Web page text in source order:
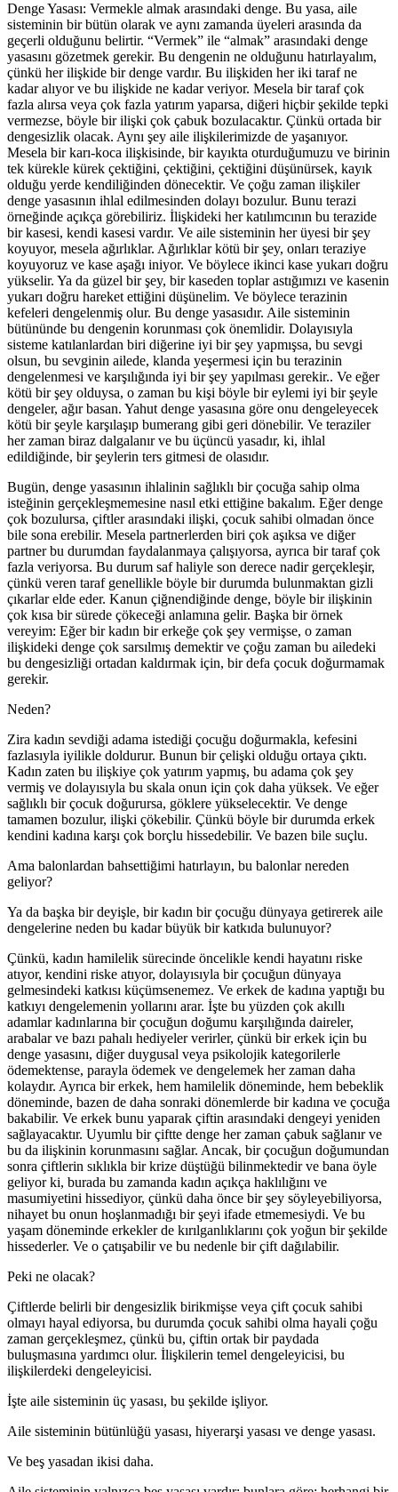
Denge Yasası: Vermekle almak arasındaki denge. Bu yasa, aile
sisteminin bir bütün olarak ve aynı zamanda üyeleri arasında da
geçerli olduğunu belirtir. “Vermek” ile “almak” arasındaki denge
yasasını gözetmek gerekir. Bu dengenin ne olduğunu hatırlayalım,
çünkü her ilişkide bir denge vardır. Bu ilişkiden her iki taraf ne
kadar alıyor ve bu ilişkide ne kadar veriyor. Mesela bir taraf çok
fazla alırsa veya çok fazla yatırım yaparsa, diğeri hiçbir şekilde tepki
vermezse, böyle bir ilişki çok çabuk bozulacaktır. Çünkü ortada bir
dengesizlik olacak. Aynı şey aile ilişkilerimizde de yaşanıyor.
Mesela bir karı-koca ilişkisinde, bir kayıkta oturduğumuzu ve birinin
tek kürekle kürek çektiğini, çektiğini, çektiğini düşünürsek, kayık
olduğu yerde kendiliğinden dönecektir. Ve çoğu zaman ilişkiler
denge yasasının ihlal edilmesinden dolayı bozulur. Bunu terazi
örneğinde açıkça görebiliriz. İlişkideki her katılımcının bu terazide
bir kasesi, kendi kasesi vardır. Ve aile sisteminin her üyesi bir şey
koyuyor, mesela ağırlıklar. Ağırlıklar kötü bir şey, onları teraziye
koyuyoruz ve kase aşağı iniyor. Ve böylece ikinci kase yukarı doğru
yükselir. Ya da güzel bir şey, bir kaseden toplar astığımızı ve kasenin
yukarı doğru hareket ettiğini düşünelim. Ve böylece terazinin
kefeleri dengelenmiş olur. Bu denge yasasıdır. Aile sisteminin
bütününde bu dengenin korunması çok önemlidir. Dolayısıyla
sisteme katılanlardan biri diğerine iyi bir şey yapmışsa, bu sevgi
olsun, bu sevginin ailede, klanda yeşermesi için bu terazinin
dengelenmesi ve karşılığında iyi bir şey yapılması gerekir.. Ve eğer
kötü bir şey olduysa, o zaman bu kişi böyle bir eylemi iyi bir şeyle
dengeler, ağır basan. Yahut denge yasasına göre onu dengeleyecek
kötü bir şeyle karşılaşıp bumerang gibi geri dönebilir. Ve teraziler
her zaman biraz dalgalanır ve bu üçüncü yasadır, ki, ihlal
edildiğinde, bir şeylerin ters gitmesi de olasıdır.
Bugün, denge yasasının ihlalinin sağlıklı bir çocuğa sahip olma
isteğinin gerçekleşmemesine nasıl etki ettiğine bakalım. Eğer denge
çok bozulursa, çiftler arasındaki ilişki, çocuk sahibi olmadan önce
bile sona erebilir. Mesela partnerlerden biri çok aşıksa ve diğer
partner bu durumdan faydalanmaya çalışıyorsa, ayrıca bir taraf çok
fazla veriyorsa. Bu durum saf haliyle son derece nadir gerçekleşir,
çünkü veren taraf genellikle böyle bir durumda bulunmaktan gizli
çıkarlar elde eder. Kanun çiğnendiğinde denge, böyle bir ilişkinin
çok kısa bir sürede çökeceği anlamına gelir. Başka bir örnek
vereyim: Eğer bir kadın bir erkeğe çok şey vermişse, o zaman
ilişkideki denge çok sarsılmış demektir ve çoğu zaman bu ailedeki
bu dengesizliği ortadan kaldırmak için, bir defa çocuk doğurmamak
gerekir.
Neden?
Zira kadın sevdiği adama istediği çocuğu doğurmakla, kefesini
fazlasıyla iyilikle doldurur. Bunun bir çelişki olduğu ortaya çıktı.
Kadın zaten bu ilişkiye çok yatırım yapmış, bu adama çok şey
vermiş ve dolayısıyla bu skala onun için çok daha yüksek. Ve eğer
sağlıklı bir çocuk doğurursa, göklere yükselecektir. Ve denge
tamamen bozulur, ilişki çökebilir. Çünkü böyle bir durumda erkek
kendini kadına karşı çok borçlu hissedebilir. Ve bazen bile suçlu.
Ama balonlardan bahsettiğimi hatırlayın, bu balonlar nereden
geliyor?
Ya da başka bir deyişle, bir kadın bir çocuğu dünyaya getirerek aile
dengelerine neden bu kadar büyük bir katkıda bulunuyor?
Çünkü, kadın hamilelik sürecinde öncelikle kendi hayatını riske
atıyor, kendini riske atıyor, dolayısıyla bir çocuğun dünyaya
gelmesindeki katkısı küçümsenemez. Ve erkek de kadına yaptığı bu
katkıyı dengelemenin yollarını arar. İşte bu yüzden çok akıllı
adamlar kadınlarına bir çocuğun doğumu karşılığında daireler,
arabalar ve bazı pahalı hediyeler verirler, çünkü bir erkek için bu
denge yasasını, diğer duygusal veya psikolojik kategorilerle
ödemektense, parayla ödemek ve dengelemek her zaman daha
kolaydır. Ayrıca bir erkek, hem hamilelik döneminde, hem bebeklik
döneminde, bazen de daha sonraki dönemlerde bir kadına ve çocuğa
bakabilir. Ve erkek bunu yaparak çiftin arasındaki dengeyi yeniden
sağlayacaktır. Uyumlu bir çiftte denge her zaman çabuk sağlanır ve
bu da ilişkinin korunmasını sağlar. Ancak, bir çocuğun doğumundan
sonra çiftlerin sıklıkla bir krize düştüğü bilinmektedir ve bana öyle
geliyor ki, burada bu zamanda kadın açıkça haklılığını ve
masumiyetini hissediyor, çünkü daha önce bir şey söyleyebiliyorsa,
nihayet bu onun hoşlanmadığı bir şeyi ifade etmemesiydi. Ve bu
yaşam döneminde erkekler de kırılganlıklarını çok yoğun bir şekilde
hissederler. Ve o çatışabilir ve bu nedenle bir çift dağılabilir.
Peki ne olacak?
Çiftlerde belirli bir dengesizlik birikmişse veya çift çocuk sahibi
olmayı hayal ediyorsa, bu durumda çocuk sahibi olma hayali çoğu
zaman gerçekleşmez, çünkü bu, çiftin ortak bir paydada
buluşmasına yardımcı olur. İlişkilerin temel dengeleyicisi, bu
ilişkilerdeki dengeleyicisi.
İşte aile sisteminin üç yasası, bu şekilde işliyor.
Aile sisteminin bütünlüğü yasası, hiyerarşi yasası ve denge yasası.
Ve beş yasadan ikisi daha.